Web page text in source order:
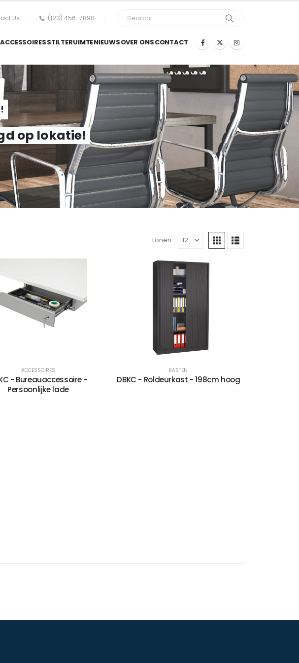
Us (123) 456-7890
ACCESSOIRESSTILTERUIMTENIEUWSOVER ONSCONTACT
op lokatie!
Tonen:
ACCESSOIRES
- Bureauaccessoire -
Persoonlijke lade
KASTEN
DBKC - Roldeurkast - 198cm hoog